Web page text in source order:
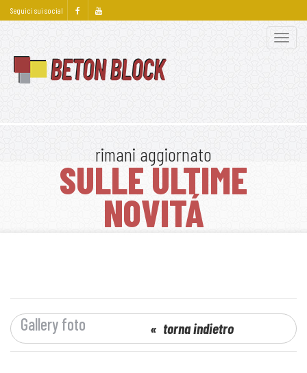
Seguici sui social
Apri
rimani aggiornato
SULLE ULTIME
NOVITÁ
Gallery foto torna indietro